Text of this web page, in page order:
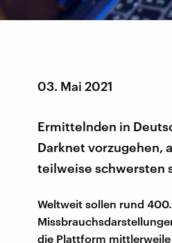
03. Mai 2021
Ermittelnden in
Darknet vorzugehen,
teilweise schwersten
Weltweit sollen rund
die Plattform